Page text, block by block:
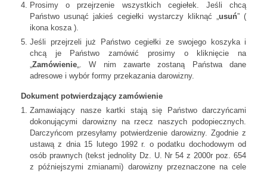
Prosimy o przejrzenie wszystkich cegiełek. Jeśli chcą
Państwo usunąć jakieś cegiełki wystarczy kliknąć „usuń” (
ikona kosza ).
Jeśli przejrzeli już Państwo cegiełki ze swojego koszyka i
chcą je Państwo zamówić prosimy o kliknięcie na
„Zamówienie„. W nim zawarte zostaną Państwa dane
adresowe i wybór formy przekazania darowizny.
Dokument potwierdzający zamówienie
Zamawiający nasze kartki stają się Państwo darczyńcami
dokonującymi darowizny na rzecz naszych podopiecznych.
Darczyńcom przesyłamy potwierdzenie darowizny. Zgodnie z
ustawą z dnia 15 lutego 1992 r. o podatku dochodowym od
osób prawnych (tekst jednolity Dz. U. Nr 54 z 2000r poz. 654
z późniejszymi zmianami) darowizny przeznaczone na cele